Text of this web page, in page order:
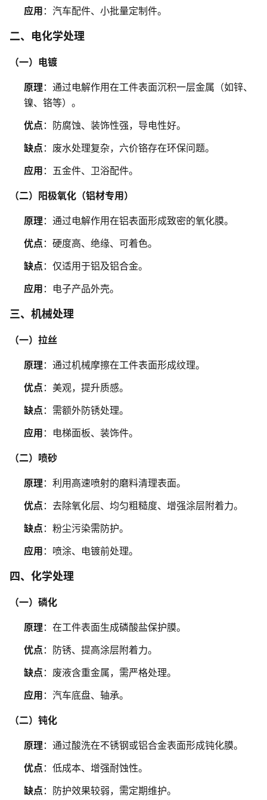
应用 ：汽车配件、小批量定制件。
二、电化学处理
（一）电镀
原理 ：通过电解作用在工件表面沉积一层金属（如锌、
镍、铬等）。
优点 ：防腐蚀、装饰性强，导电性好。
缺点 ：废水处理复杂，六价铬存在环保问题。
应用 ：五金件、卫浴配件。
（二）阳极氧化（铝材专用）
原理 ：通过电解作用在铝表面形成致密的氧化膜。
优点 ：硬度高、绝缘、可着色。
缺点 ：仅适用于铝及铝合金。
应用 ：电子产品外壳。
三、机械处理
（一）拉丝
原理 ：通过机械摩擦在工件表面形成纹理。
优点 ：美观，提升质感。
缺点 ：需额外防锈处理。
应用 ：电梯面板、装饰件。
（二）喷砂
原理 ：利用高速喷射的磨料清理表面。
优点 ：去除氧化层、均匀粗糙度、增强涂层附着力。
缺点 ：粉尘污染需防护。
应用 ：喷涂、电镀前处理。
四、化学处理
（一）磷化
原理 ：在工件表面生成磷酸盐保护膜。
优点 ：防锈、提高涂层附着力。
缺点 ：废液含重金属，需严格处理。
应用 ：汽车底盘、轴承。
（二）钝化
原理 ：通过酸洗在不锈钢或铝合金表面形成钝化膜。
优点 ：低成本、增强耐蚀性。
缺点 ：防护效果较弱，需定期维护。